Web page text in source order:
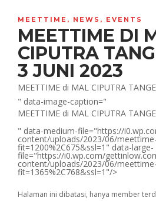
MEETTIME , NEWS , EVENTS
MEETTIME DI
CIPUTRA
3 JUNI 2023
MEETTIME di MAL CIPUTRA
" data-image-caption="
MEETTIME di MAL CIPUTRA
" data-medium-file="https://
content/uploads/2023/06/
fit=1200%2C675&ssl=1" data-large-
file="https://i0.wp.com/
content/uploads/2023/06/
fit=1365%2C768&ssl=1"/>
Halaman ini dibatasi, hanya member